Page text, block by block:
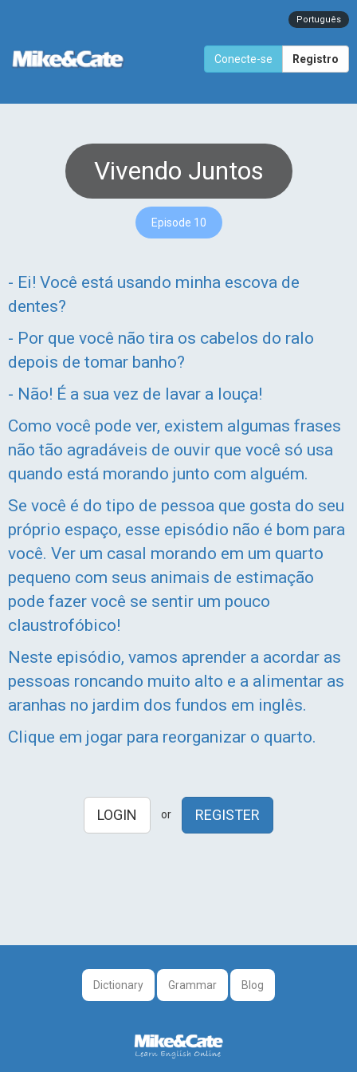
Português
Conecte-se Registro
Vivendo Juntos
Episode 10
- Ei! Você está usando minha escova de
dentes?
- Por que você não tira os cabelos do ralo
depois de tomar banho?
- Não! É a sua vez de lavar a louça!
Como você pode ver, existem algumas frases
não tão agradáveis de ouvir que você só usa
quando está morando junto com alguém.
Se você é do tipo de pessoa que gosta do seu
próprio espaço, esse episódio não é bom para
você. Ver um casal morando em um quarto
pequeno com seus animais de estimação
pode fazer você se sentir um pouco
claustrofóbico!
Neste episódio, vamos aprender a acordar as
pessoas roncando muito alto e a alimentar as
aranhas no jardim dos fundos em inglês.
Clique em jogar para reorganizar o quarto.
LOGIN or REGISTER
Dictionary Grammar Blog